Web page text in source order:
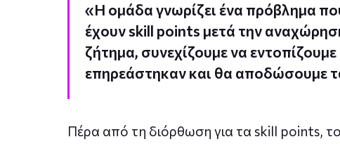
«Η ομάδα γνωρίζει ένα πρόβλημα
έχουν skill points μετά την
ζήτημα, συνεχίζουμε να
επηρεάστηκαν και θα αποδώσουμε
Πέρα από τη διόρθωση για τα skill points,